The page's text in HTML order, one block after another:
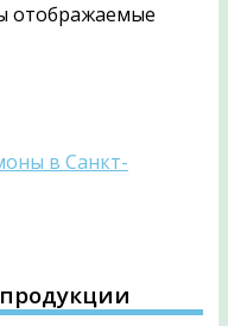
отображаемые
в Санкт-